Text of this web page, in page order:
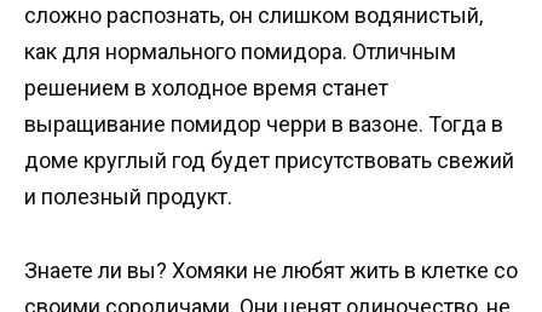
сложно распознать, он слишком водянистый,
как для нормального помидора. Отличным
решением в холодное время станет
выращивание помидор черри в вазоне. Тогда в
доме круглый год будет присутствовать свежий
и полезный продукт.
Знаете ли вы? Хомяки не любят жить в клетке со
своими сородичами. Они ценят одиночество, не